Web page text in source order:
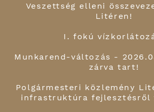
Veszettség elleni
Litéren!
I. fokú
Munkarend-változás -
zárva tart!
Polgármesteri közlemény
infrastruktúra fejlesztésről